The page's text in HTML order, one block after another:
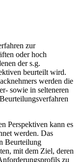
zur
oder hoch
der s.g.
beurteilt wird.
werden die
sowie in selteneren
Perspektiven kann es
werden. Das
Beurteilung
mit dem Ziel, deren
zu